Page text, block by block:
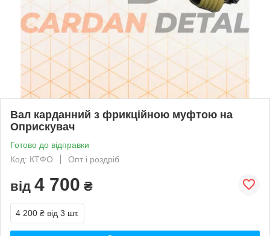
Вал карданний з фрикційною муфтою на
Оприскувач
Готово до відправки
Код: КТФО
Опт і роздріб
від 4 700 ₴
4 200 ₴ від 3 шт.